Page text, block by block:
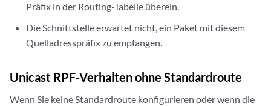
Präfix in der Routing-Tabelle überein.
Die Schnittstelle erwartet nicht, ein Paket mit diesem
Quelladresspräfix zu empfangen.
Unicast RPF-Verhalten ohne Standardroute
Wenn Sie keine Standardroute konfigurieren oder wenn die